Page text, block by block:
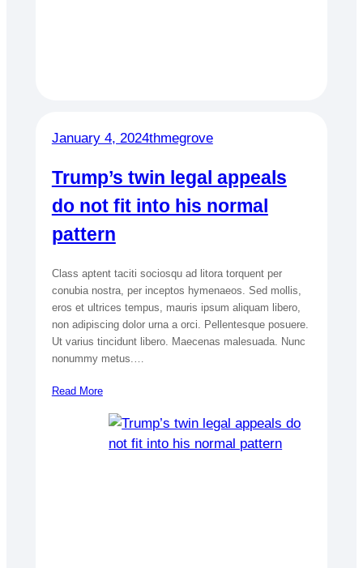
January 4, 2024thmegrove
Trump’s twin legal appeals
do not fit into his normal
pattern
Class aptent taciti sociosqu ad litora torquent per
conubia nostra, per inceptos hymenaeos. Sed mollis,
eros et ultrices tempus, mauris ipsum aliquam libero,
non adipiscing dolor urna a orci. Pellentesque posuere.
Ut varius tincidunt libero. Maecenas malesuada. Nunc
nonummy metus.…
Read More